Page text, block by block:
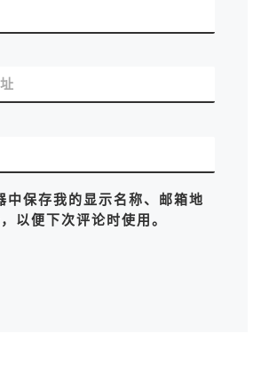
中保存我的显示名称、邮箱地
以便下次评论时使用。